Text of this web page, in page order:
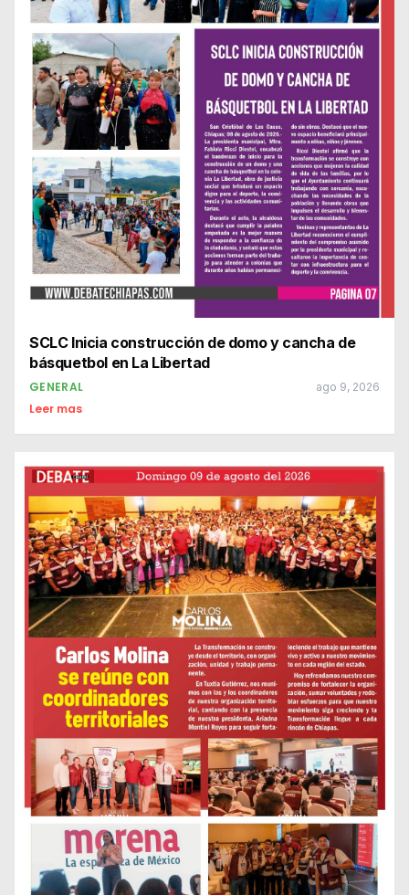
SCLC Inicia construcción de domo y cancha de
básquetbol en La Libertad
GENERAL ago 9, 2026
Leer mas